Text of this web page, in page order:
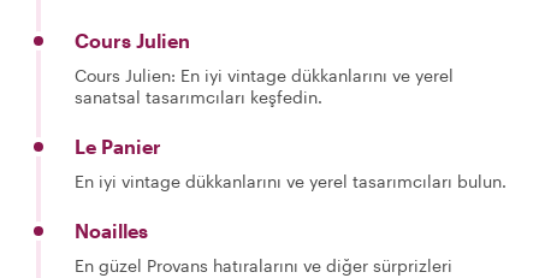
Cours Julien
Cours Julien: En iyi vintage dükkanlarını ve yerel
sanatsal tasarımcıları keşfedin.
Le Panier
En iyi vintage dükkanlarını ve yerel tasarımcıları bulun.
Noailles
En güzel Provans hatıralarını ve diğer sürprizleri